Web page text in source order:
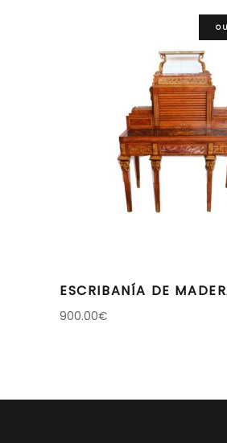
ESCRIBANÍA DE
900.00€